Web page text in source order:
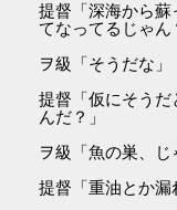
提督「深海から蘇
てなってるじゃん
ヲ級「そうだな」
提督「仮にそうだ
んだ？」
ヲ級「魚の巣、じ
提督「重油とか漏